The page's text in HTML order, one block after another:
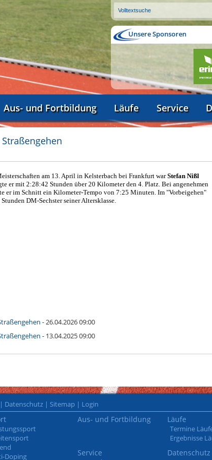
Unsere Sponsoren
Aus- und Fortbildung Läufe Service
am 13. April in Kelsterbach bei Frankfurt warStefan Nißl
er mit 2:28:42 Stunden über 20 Kilometer den 4. Platz. Bei angenehmen
er im Schnitt ein Kilometer-Tempo von 7:25 Minuten. Im "Vorbeigehen"
DM-Sechster seiner Altersklasse.
- 26.04.2026 09:00
- 13.04.2025 09:00
| Datenschutz | Sitemap | Login
Doping
Aus- und Fortbildung Läufe
Termine
Ergebnisse
Service Datenschutz